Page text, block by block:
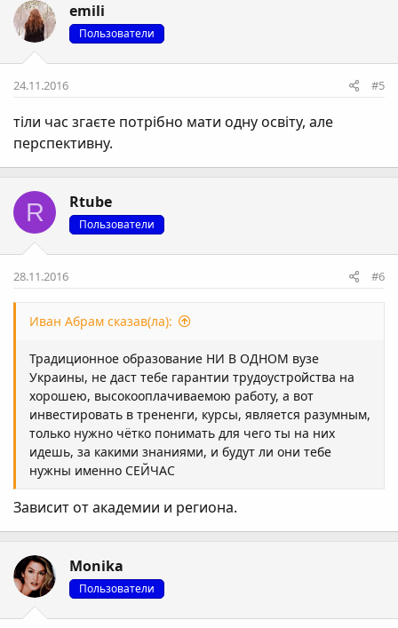
ц
і
ї
emili
Пользователи
24.11.2016 #5
тіли час згаєте потрібно мати одну освіту, але
перспективну.
R Rtube
Пользователи
28.11.2016 #6
Иван Абрам сказав(ла):
Традиционное образование НИ В ОДНОМ вузе
Украины, не даст тебе гарантии трудоустройства на
хорошею, высокооплачиваемою работу, а вот
инвестировать в трененги, курсы, является разумным,
только нужно чётко понимать для чего ты на них
идешь, за какими знаниями, и будут ли они тебе
нужны именно СЕЙЧАС
Зависит от академии и региона.
Monika
Пользователи